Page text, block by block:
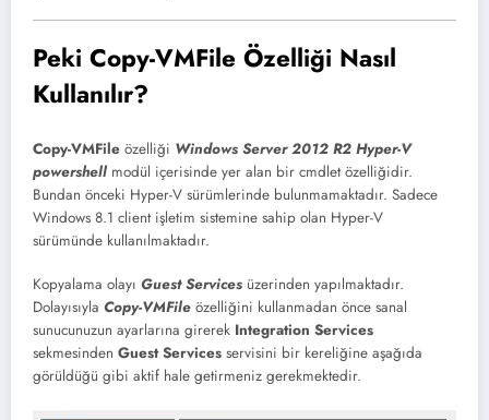
Peki Copy-VMFile Özelliği Nasıl
Kullanılır?
Copy-VMFile özelliği Windows Server 2012 R2 Hyper-V
powershell modül içerisinde yer alan bir cmdlet özelliğidir.
Bundan önceki Hyper-V sürümlerinde bulunmamaktadır. Sadece
Windows 8.1 client işletim sistemine sahip olan Hyper-V
sürümünde kullanılmaktadır.
Kopyalama olayı Guest Services üzerinden yapılmaktadır.
Dolayısıyla Copy-VMFile özelliğini kullanmadan önce sanal
sunucunuzun ayarlarına girerek Integration Services
sekmesinden Guest Services servisini bir kereliğine aşağıda
görüldüğü gibi aktif hale getirmeniz gerekmektedir.